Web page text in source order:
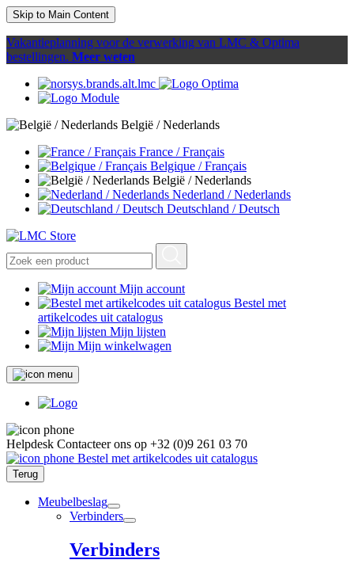
Skip to Main Content
Vakantieplanning voor de verwerking van LMC & Optima
bestellingen. Meer weten
België / Nederlands
France / Français
Belgique / Français
België / Nederlands
Nederland / Nederlands
Deutschland / Deutsch
Mijn account
Bestel met
artikelcodes uit catalogus
Mijn lijsten
Mijn winkelwagen
Helpdesk Contacteer ons op +32 (0)9 261 03 70
Bestel met artikelcodes uit catalogus
Terug
Meubelbeslag
Verbinders
Verbinders